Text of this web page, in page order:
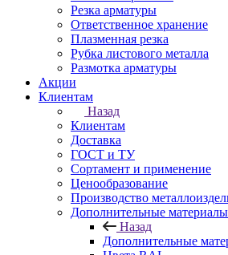
Резка арматуры
Ответственное хранение
Плазменная резка
Рубка листового металла
Размотка арматуры
Акции
Клиентам
Назад
Клиентам
Доставка
ГОСТ и ТУ
Сортамент и применение
Ценообразование
Производство
Дополнительные материалы
Назад
Дополнительные